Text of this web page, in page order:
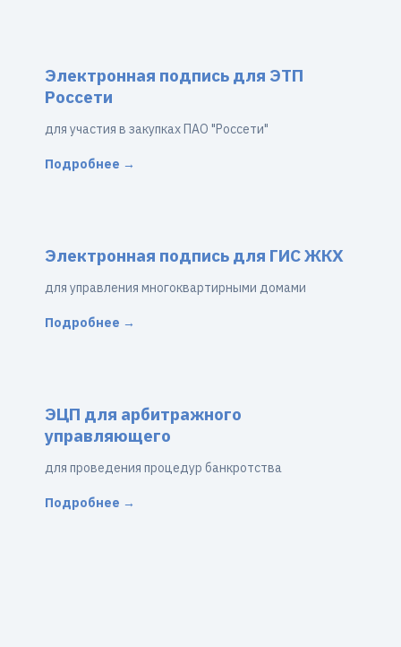
Электронная подпись для ЭТП
Россети
для участия в закупках ПАО "Россети"
Подробнее →
Электронная подпись для ГИС ЖКХ
для управления многоквартирными домами
Подробнее →
ЭЦП для арбитражного
управляющего
для проведения процедур банкротства
Подробнее →